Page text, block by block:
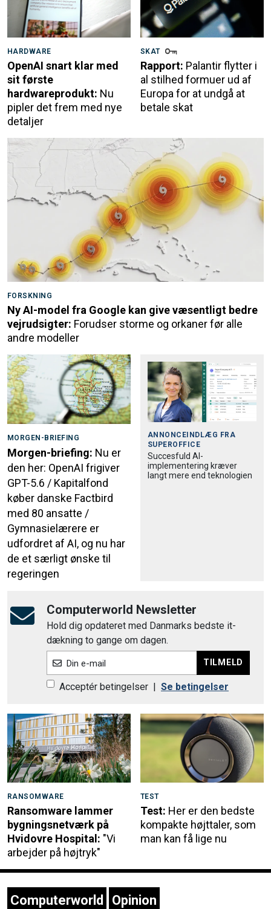
HARDWARE
OpenAI snart klar med
sit første
hardwareprodukt: Nu
pipler det frem med nye
detaljer
SKAT
Rapport: Palantir flytter i
al stilhed formuer ud af
Europa for at undgå at
betale skat
FORSKNING
Ny AI-model fra Google kan give væsentligt bedre
vejrudsigter: Forudser storme og orkaner før alle
andre modeller
MORGEN-BRIEFING
Morgen-briefing: Nu er
den her: OpenAI frigiver
GPT-5.6 / Kapitalfond
køber danske Factbird
med 80 ansatte /
Gymnasielærere er
udfordret af AI, og nu har
de et særligt ønske til
regeringen
ANNONCEINDLÆG FRA
SUPEROFFICE
Succesfuld AI-
implementering kræver
langt mere end teknologien
Computerworld Newsletter
Hold dig opdateret med Danmarks bedste it-
dækning to gange om dagen.
Din e-mail TILMELD
Acceptér betingelser | Se betingelser
RANSOMWARE
Ransomware lammer
bygningsnetværk på
Hvidovre Hospital: "Vi
arbejder på højtryk"
TEST
Test: Her er den bedste
kompakte højttaler, som
man kan få lige nu
Computerworld Opinion